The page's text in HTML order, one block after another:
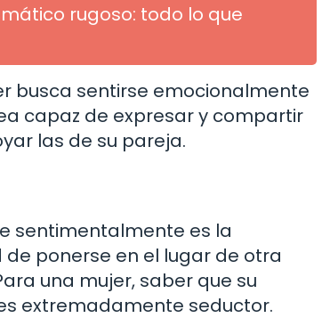
rugoso: todo lo que
busca sentirse emocionalmente
capaz de expresar y compartir
las de su pareja.
sentimentalmente es la
ponerse en el lugar de otra
una mujer, saber que su
extremadamente seductor.